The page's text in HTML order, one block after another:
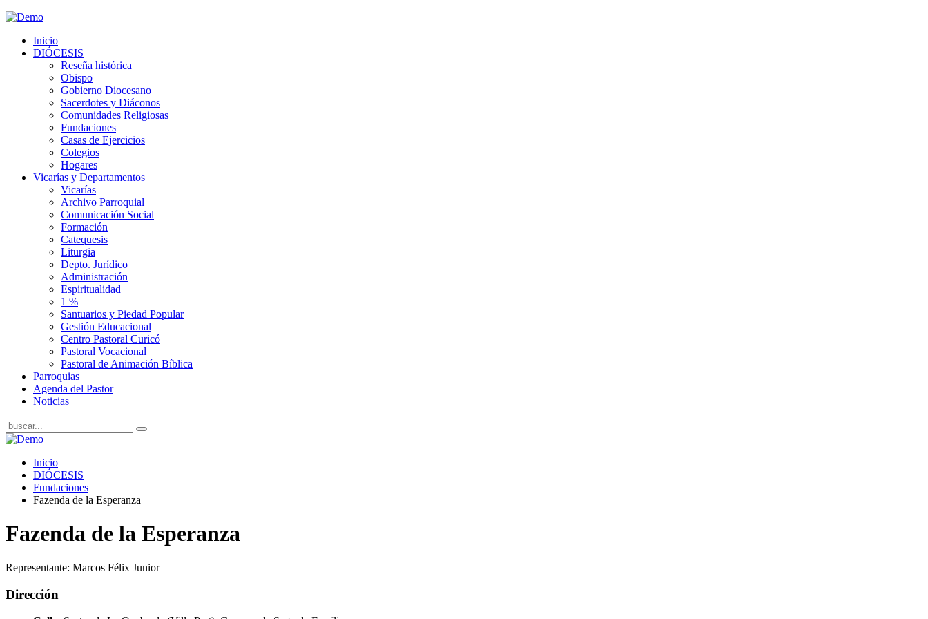
Inicio
DIÓCESIS
Reseña histórica
Obispo
Gobierno Diocesano
Sacerdotes y Diáconos
Comunidades Religiosas
Fundaciones
Casas de Ejercicios
Colegios
Hogares
Vicarías y Departamentos
Vicarías
Archivo Parroquial
Comunicación Social
Formación
Catequesis
Liturgia
Depto. Jurídico
Administración
Espiritualidad
1 %
Santuarios y Piedad Popular
Gestión Educacional
Centro Pastoral Curicó
Pastoral Vocacional
Pastoral de Animación Bíblica
Parroquias
Agenda del Pastor
Noticias
Inicio
DIÓCESIS
Fundaciones
Fazenda de la Esperanza
Fazenda de la Esperanza
Representante: Marcos Félix Junior
Dirección